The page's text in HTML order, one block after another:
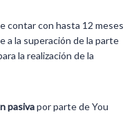
contar con hasta 12 meses
a la superación de la parte
la realización de la
pasivapor parte de You